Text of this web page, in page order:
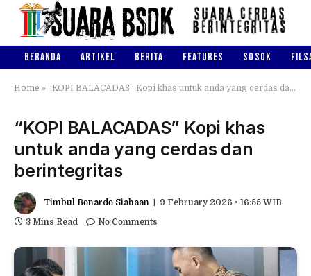
BERANDA ARTIKEL BERITA FEATURES SOSOK
Home » “KOPI BALACADAS” Kopi khas untuk anda yang cerdas dan berintegritas
“KOPI BALACADAS” Kopi khas
untuk anda yang cerdas dan
berintegritas
Timbul Bonardo Siahaan
9 February 2026 • 16:55 WIB
3 Mins Read
No Comments